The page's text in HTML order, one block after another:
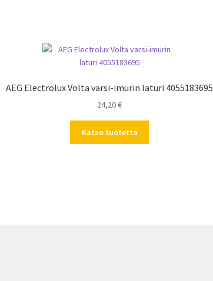
AEG Electrolux Volta varsi-imurin laturi 4055183695
24,20€
Katso tuotetta